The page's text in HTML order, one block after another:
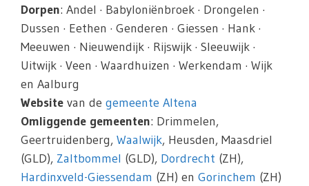
Dorpen: Andel · Babyloniënbroek · Drongelen ·
Dussen · Eethen · Genderen · Giessen · Hank ·
Meeuwen · Nieuwendijk · Rijswijk · Sleeuwijk ·
Uitwijk · Veen · Waardhuizen · Werkendam · Wijk
en Aalburg
Website van de gemeente Altena
Omliggende gemeenten: Drimmelen,
Geertruidenberg, Waalwijk, Heusden, Maasdriel
(GLD), Zaltbommel (GLD), Dordrecht (ZH),
Hardinxveld-Giessendam (ZH) en Gorinchem (ZH)